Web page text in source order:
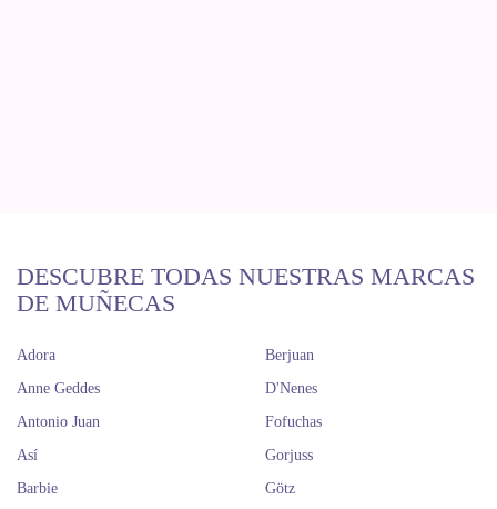
DESCUBRE TODAS NUESTRAS MARCAS
DE MUÑECAS
Adora
Anne Geddes
Antonio Juan
Así
Barbie
Berjuan
D'Nenes
Fofuchas
Gorjuss
Götz